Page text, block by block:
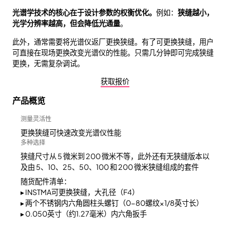
光谱学技术的核心在于设计参数的权衡优化。 例如： 狭缝越小，
光学分辨率越高，但会降低光通量。
此外，通常需要将光谱仪返厂更换狭缝。有了可更换狭缝，用户
可直接在现场更换改变光谱仪的性能。只需几分钟即可完成狭缝
更换，无需复杂调试。
获取报价
产品概览
测量灵活性
更换狭缝可快速改变光谱仪性能
多种选择
狭缝尺寸从 5 微米到 200 微米不等，此外还有无狭缝版本以
及由 5、10、25、50、100 和 200 微米狭缝组成的套件
随货配件清单：
▸ INSTMA可更换狭缝，大孔径（F4）
▸ 两个不锈钢内六角圆柱头螺钉（0-80螺纹×1/8英寸长）
▸ 0.050英寸（约1.27毫米）内六角扳手